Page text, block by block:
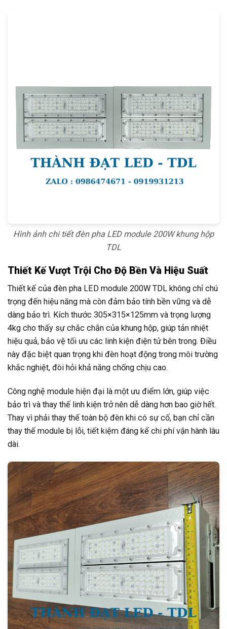
Hình ảnh chi tiết đèn pha LED module 200W khung hộp
TDL
Thiết Kế Vượt Trội Cho Độ Bền Và Hiệu Suất
Thiết kế của đèn pha LED module 200W TDL không chỉ chú
trọng đến hiệu năng mà còn đảm bảo tính bền vững và dễ
dàng bảo trì. Kích thước 305×315×125mm và trọng lượng
4kg cho thấy sự chắc chắn của khung hộp, giúp tản nhiệt
hiệu quả, bảo vệ tối ưu các linh kiện điện tử bên trong. Điều
này đặc biệt quan trọng khi đèn hoạt động trong môi trường
khắc nghiệt, đòi hỏi khả năng chống chịu cao.
Công nghệ module hiện đại là một ưu điểm lớn, giúp việc
bảo trì và thay thế linh kiện trở nên dễ dàng hơn bao giờ hết.
Thay vì phải thay thế toàn bộ đèn khi có sự cố, bạn chỉ cần
thay thế module bị lỗi, tiết kiệm đáng kể chi phí vận hành lâu
dài.